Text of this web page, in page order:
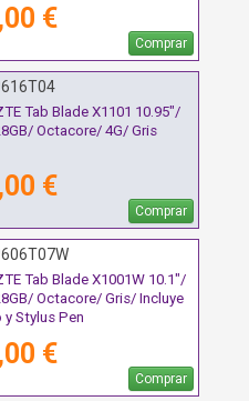
€
Comprar
Tab Blade X1101 10.95"/
Octacore/ 4G/ Gris
€
Comprar
Tab Blade X1001W 10.1"/
Octacore/ Gris/ Incluye
y Stylus Pen
€
Comprar